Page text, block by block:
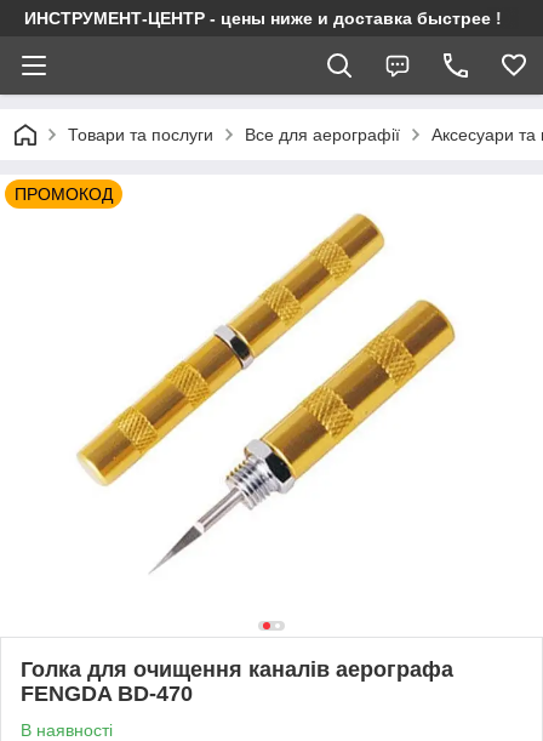
ИНСТРУМЕНТ-ЦЕНТР - цены ниже и доставка быстрее !
Товари та послуги Все для аерографії Аксесуари та
ПРОМОКОД
Голка для очищення каналів аерографа
FENGDA BD-470
В наявності